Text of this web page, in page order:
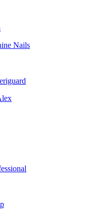
Nails